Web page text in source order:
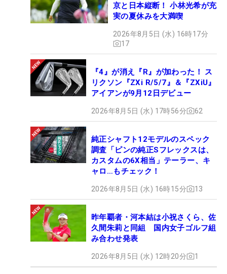
京と日本縦断！ 小林光希が充
実の夏休みを大満喫
2026年8月5日 (水) 16時17分
17
『4』が消え『R』が加わった！ ス
リクソン『ZXi R/5/7』＆『ZXiU』
アイアンが9月12日デビュー
2026年8月5日 (水) 17時56分 62
純正シャフト12モデルのスペック
調査「ピンの純正Sフレックスは、
カスタムの6X相当」テーラー、キ
ャロ…もチェック！
2026年8月5日 (水) 16時15分 13
昨年覇者・河本結は小祝さくら、佐
久間朱莉と同組 国内女子ゴルフ組
み合わせ発表
2026年8月5日 (水) 12時20分 1